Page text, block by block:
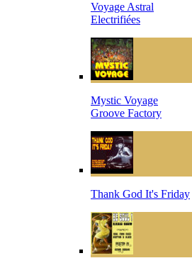
Voyage Astral
Electrifiées
Mystic Voyage
Groove Factory
Thank God It's Friday